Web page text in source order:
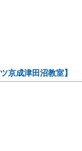
京成津田沼教室】